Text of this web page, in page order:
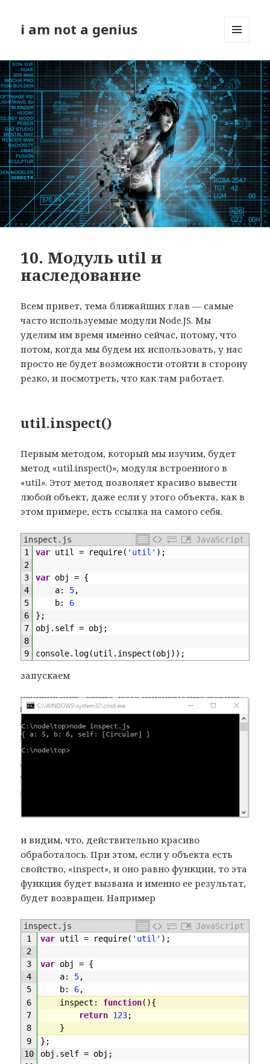
i am not a genius
ВИДЖЕТЫ
10. Модуль util и
наследование
Всем привет, тема ближайших глав — самые
часто используемые модули Node.JS. Мы
уделим им время именно сейчас, потому, что
потом, когда мы будем их использовать, у нас
просто не будет возможности отойти в сторону
резко, и посмотреть, что как там работает.
util.inspect()
Первым методом, который мы изучим, будет
метод «util.inspect()», модуля встроенного в
«util». Этот метод позволяет красиво вывести
любой объект, даже если у этого объекта, как в
этом примере, есть ссылка на самого себя.
inspect.js
JavaScript
1
2
3
4
5
6
7
8
9
var util = require( 'util' ) ;
var obj = {
a: 5,
b:
6
} ;
obj . self = obj ;
console. log(util . inspect (obj ) ) ;
запускаем
и видим, что, действительно красиво
обработалось. При этом, если у объекта есть
свойство, «inspect», и оно равно функции, то эта
функция будет вызвана и именно ее результат,
будет возвращен. Например
inspect.js
JavaScript
1
2
3
4
5
6
7
8
9
10
var util = require( 'util' ) ;
var obj = {
a: 5,
b: 6,
inspect : function( ){
return 123;
}
} ;
obj . self = obj ;